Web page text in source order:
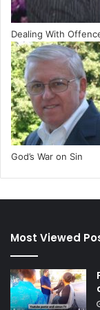
Dealing With
God’s War on Sin
Most Viewed